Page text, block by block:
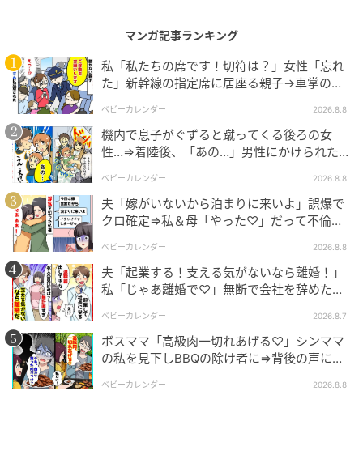
エキサイトニュース
マンガ記事ランキング
私「私たちの席です！切符は？」女性「忘れ
た」新幹線の指定席に居座る親子→車掌の注
ベビーカレンダー 2026.8.8
機内で息子がぐずると蹴ってくる後ろの女
性…⇒着陸後、「あの…」男性にかけられた驚
ベビーカレンダー 2026.8.8
夫「嫁がいないから泊まりに来いよ」誤爆で
クロ確定⇒私＆母「やった♡」だって不倫相
ベビーカレンダー 2026.8.8
夫「起業する！支える気がないなら離婚！」
私「じゃあ離婚で♡」無断で会社を辞めた元
ベビーカレンダー 2026.8.7
ボスママ「高級肉一切れあげる♡」シンママ
の私を見下しBBQの除け者に⇒背後の声に突
ベビーカレンダー 2026.8.8